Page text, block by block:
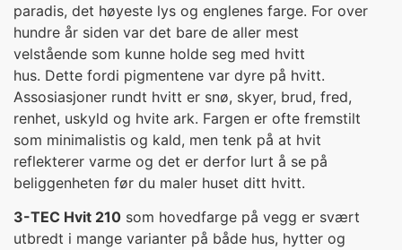
paradis, det høyeste lys og englenes farge. For over
hundre år siden var det bare de aller mest
velstående som kunne holde seg med hvitt
hus. Dette fordi pigmentene var dyre på hvitt.
Assosiasjoner rundt hvitt er snø, skyer, brud, fred,
renhet, uskyld og hvite ark. Fargen er ofte fremstilt
som minimalistis og kald, men tenk på at hvit
reflekterer varme og det er derfor lurt å se på
beliggenheten før du maler huset ditt hvitt.
3-TEC Hvit 210 som hovedfarge på vegg er svært
utbredt i mange varianter på både hus, hytter og